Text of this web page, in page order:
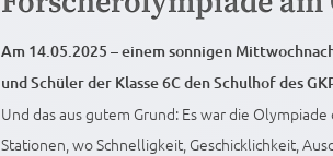
Am 14.05.2025 – einem sonnigen
und Schüler der Klasse 6C den Schulhof des
Und das aus gutem Grund: Es war die
Stationen, wo Schnelligkeit, Geschicklichkeit,